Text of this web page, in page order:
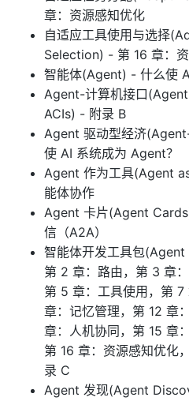
章：资源感知优化
自适应工具使用与选择
Selection) - 第 16 章：
智能体(Agent) - 什么使
Agent-计算机接口
ACIs) - 附录 B
Agent 驱动型经济
使 AI 系统成为 Agent？
Agent 作为工具(Agent
能体协作
Agent 卡片(Agent
信（A2A）
智能体开发工具包
第 2 章：路由，第 3 章
第 5 章：工具使用，第
章：记忆管理，第 12 章
章：人机协同，第 15 章
第 16 章：资源感知优化
录 C
Agent 发现(Agent